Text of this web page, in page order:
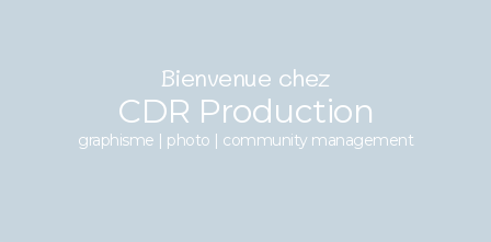
Bienvenue chez
CDR Production
graphisme | photo | community management